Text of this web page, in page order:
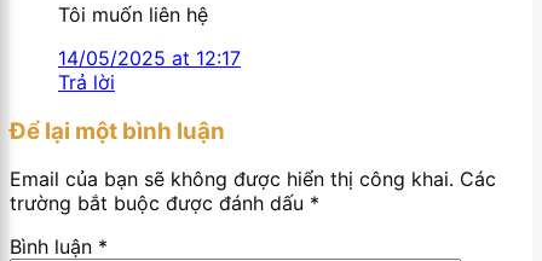
Tôi muốn liên hệ
14/05/2025 at 12:17
Trả lời
Để lại một bình luận
Email của bạn sẽ không được hiển thị công khai. Các
trường bắt buộc được đánh dấu *
Bình luận *